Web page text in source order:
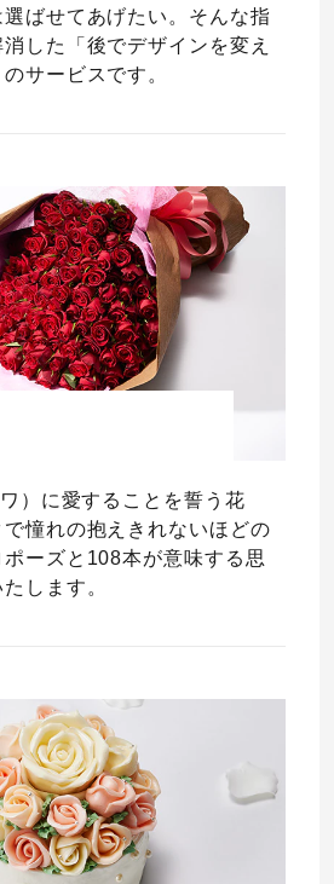
ばせてあげたい。そんな指
した「後でデザインを変え
サービスです。
）に愛することを誓う花
憧れの抱えきれないほどの
ーズと108本が意味する思
します。